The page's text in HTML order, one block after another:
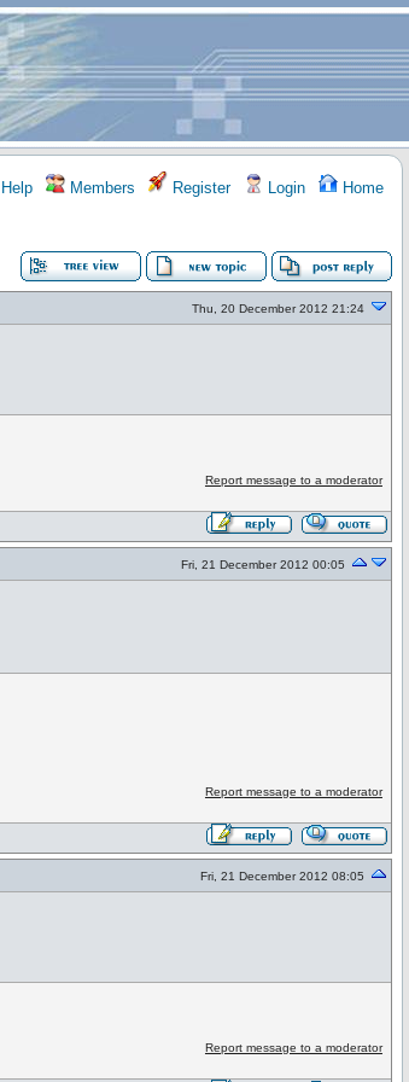
Help Members Register Login Home
Thu, 20 December 2012 21:24
Report message to a moderator
Fri, 21 December 2012 00:05
Report message to a moderator
Fri, 21 December 2012 08:05
Report message to a moderator